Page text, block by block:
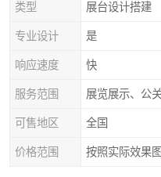
类型 展台设计搭建
专业设计 是
响应速度 快
服务范围 展览展示、公
可售地区 全国
价格范围 按照实际效果图